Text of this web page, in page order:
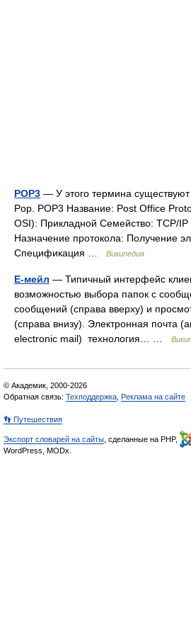
POP3 — У этого термина существуют
Pop. POP3 Название: Post Office
OSI): Прикладной Семейство: TCP/
Назначение протокола: Получение
Спецификация …
Википедия
Е-мейл — Типичный интерфейс
возможностью выбора папок с
сообщений (справа вверху) и
(справа внизу). Электронная почта
electronic mail) технология… …
© Академик, 2000-2026
Обратная связь: Техподдержка Реклама на сайте
👣 Путешествия
Экспорт словарей на сайты , сделанные на PHP,
WordPress, MODx.